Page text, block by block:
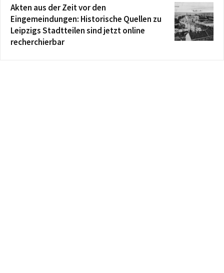
Akten aus der Zeit vor den
Eingemeindungen: Historische Quellen zu
Leipzigs Stadtteilen sind jetzt online
recherchierbar